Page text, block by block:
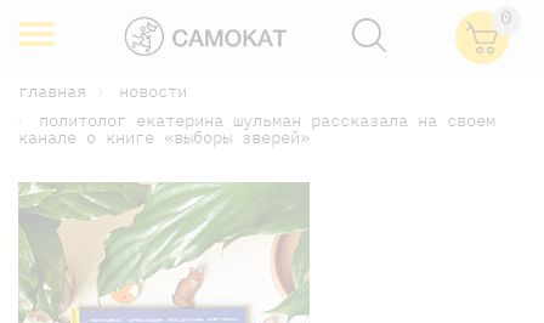
0
главная
новости
политолог екатерина шульман рассказала на своем
канале о книге «выборы зверей»